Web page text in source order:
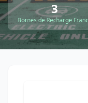
3
Bornes de Recharge